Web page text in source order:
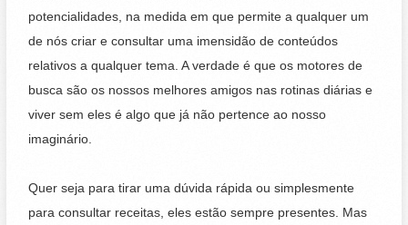
potencialidades, na medida em que permite a qualquer um
de nós criar e consultar uma imensidão de conteúdos
relativos a qualquer tema. A verdade é que os motores de
busca são os nossos melhores amigos nas rotinas diárias e
viver sem eles é algo que já não pertence ao nosso
imaginário.
Quer seja para tirar uma dúvida rápida ou simplesmente
para consultar receitas, eles estão sempre presentes. Mas